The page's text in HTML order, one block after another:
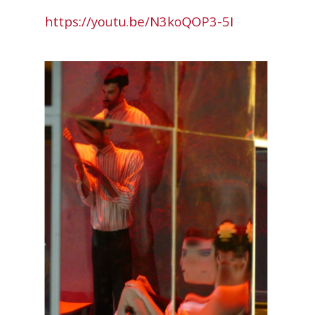
https://youtu.be/N3koQOP3-5I